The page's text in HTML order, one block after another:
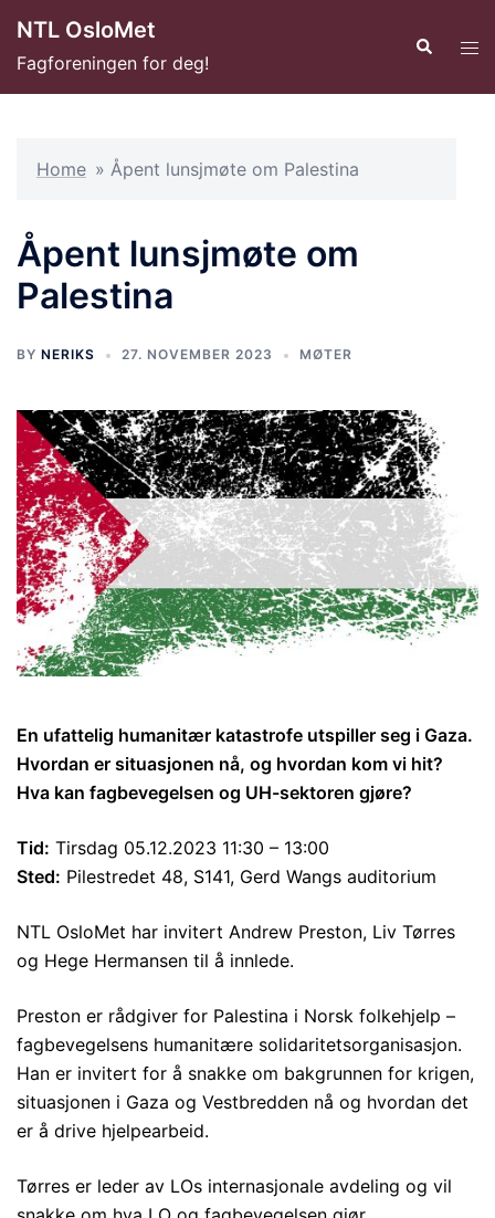
innhold
NTL OsloMet
Fagforeningen for deg!
Search
Home » Åpent lunsjmøte om Palestina
Åpent lunsjmøte om
Palestina
BY NERIKS 27. NOVEMBER 2023 MØTER
En ufattelig humanitær katastrofe utspiller seg i Gaza.
Hvordan er situasjonen nå, og hvordan kom vi hit?
Hva kan fagbevegelsen og UH-sektoren gjøre?
Tid: Tirsdag 05.12.2023 11:30 – 13:00
Sted: Pilestredet 48, S141, Gerd Wangs auditorium
NTL OsloMet har invitert Andrew Preston, Liv Tørres
og Hege Hermansen til å innlede.
Preston er rådgiver for Palestina i Norsk folkehjelp –
fagbevegelsens humanitære solidaritetsorganisasjon.
Han er invitert for å snakke om bakgrunnen for krigen,
situasjonen i Gaza og Vestbredden nå og hvordan det
er å drive hjelpearbeid.
Tørres er leder av LOs internasjonale avdeling og vil